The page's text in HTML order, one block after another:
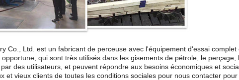
Co., Ltd. est un fabricant de perceuse avec l'équipement d'essai
qui sont très utilisés dans les gisements de pétrole, le
des utilisateurs, et peuvent répondre aux besoins économiques et
et vieux clients de toutes les conditions sociales pour nous contacter